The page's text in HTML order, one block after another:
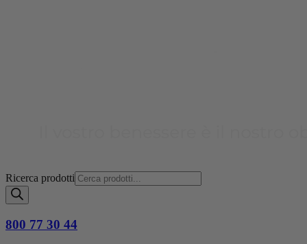
Ricerca prodotti
800 77 30 44